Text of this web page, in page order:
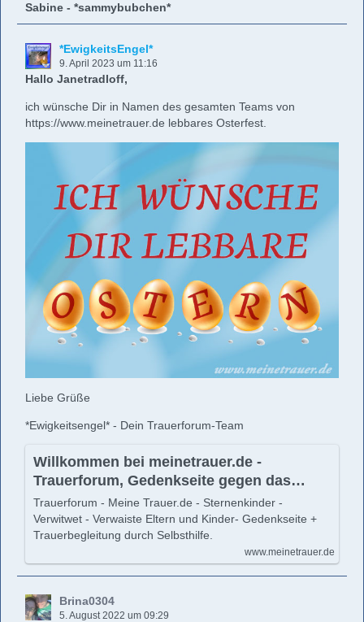
Sabine - *sammybubchen*
*EwigkeitsEngel*
9. April 2023 um 11:16
Hallo Janetradloff,
ich wünsche Dir in Namen des gesamten Teams von
https://www.meinetrauer.de lebbares Osterfest.
Liebe Grüße
*Ewigkeitsengel* - Dein Trauerforum-Team
Willkommen bei meinetrauer.de -
Trauerforum, Gedenkseite gegen das
Vergessen! - Trauerforum - Meine Trauer -
Gedenkseite gegen das Vergessen!
Trauerforum - Meine Trauer.de - Sternenkinder -
Verwitwet - Verwaiste Eltern und Kinder- Gedenkseite +
Trauerbegleitung durch Selbsthilfe.
www.meinetrauer.de
Brina0304
5. August 2022 um 09:29